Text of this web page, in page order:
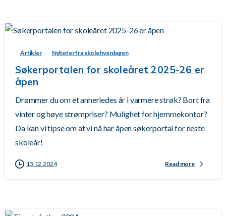
Artikler Nyheter fra skolehverdagen
Søkerportalen for skoleåret 2025-26 er
åpen
Drømmer du om et annerledes år i varmere strøk? Bort fra
vinter og høye strømpriser? Mulighet for hjemmekontor?
Da kan vi tipse om at vi nå har åpen søkerportal for neste
skoleår!
13.12.2024 Read more